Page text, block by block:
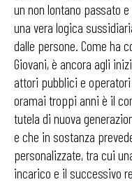
un non lontano passato
una vera logica
dalle persone. Come ha
Giovani, è ancora agli
attori pubblici e
oramai troppi anni è il
tutela di nuova
e che in sostanza
personalizzate, tra cui
incarico e il successivo